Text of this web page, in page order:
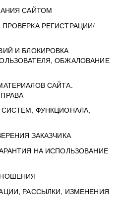
САЙТОМ
РЕГИСТРАЦИИ/
И БЛОКИРОВКА
ОБЖАЛОВАНИЕ
САЙТА.
ФУНКЦИОНАЛА,
ЗАКАЗЧИКА
НА ИСПОЛЬЗОВАНИЕ
РАССЫЛКИ, ИЗМЕНЕНИЯ